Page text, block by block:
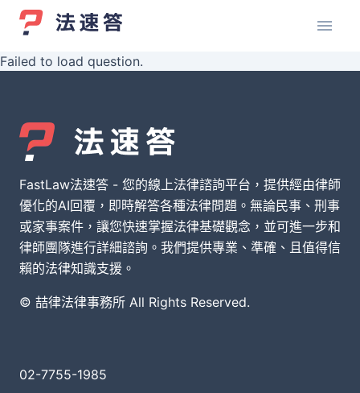
Failed to load question.
FastLaw法速答 - 您的線上法律諮詢平台，提供經由律師
優化的AI回覆，即時解答各種法律問題。無論民事、刑事
或家事案件，讓您快速掌握法律基礎觀念，並可進一步和
律師團隊進行詳細諮詢。我們提供專業、準確、且值得信
賴的法律知識支援。
© 喆律法律事務所 All Rights Reserved.
02-7755-1985